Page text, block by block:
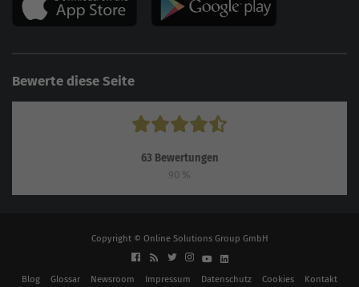
Bewerte diese Seite
63 Bewertungen
90 %
Copyright © Online Solutions Group GmbH
Blog Glossar Newsroom Impressum Datenschutz Cookies Kontakt